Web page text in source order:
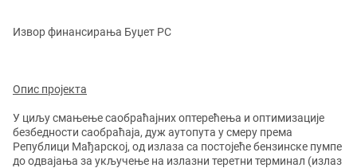
Извор финансирања Буџет РС
Опис пројекта
У циљу смањење саобраћајних оптерећења и оптимизације
безбедности саобраћаја, дуж аутопута у смеру према
Републици Мађарској, од излаза са постојеће бензинске пумпе
до одвајања за укључење на излазни теретни терминал (излаз